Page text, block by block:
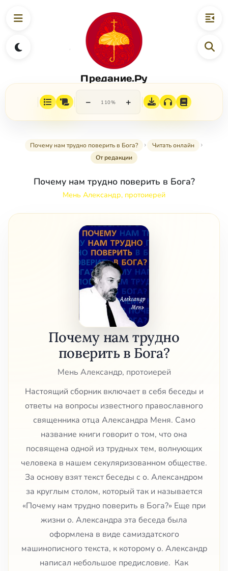
Предание.Ру
− 110% +
Почему нам трудно поверить в Бога?
Читать онлайн
От редакции
Почему нам трудно поверить в Бога?
Мень Александр, протоиерей
Почему нам трудно
поверить в Бога?
Мень Александр, протоиерей
Настоящий сборник включает в себя беседы и
ответы на вопросы известного православного
священника отца Александра Меня. Само
название книги говорит о том, что она
посвящена одной из трудных тем, волнующих
человека в нашем секуляризованном обществе.
За основу взят текст беседы с о. Александром
за круглым столом, который так и называется
«Почему нам трудно поверить в Бога?» Еще при
жизни о. Александра эта беседа была
оформлена в виде самиздатского
машинописного текста, к которому о. Александр
написал небольшое предисловие. Как